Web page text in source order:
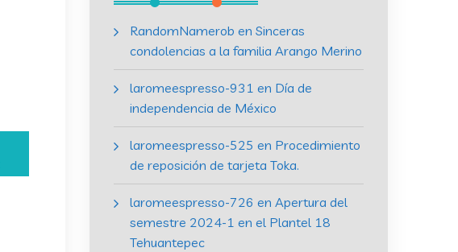
RandomNamerob en Sinceras
condolencias a la familia Arango Merino
laromeespresso-931 en Día de
independencia de México
laromeespresso-525 en Procedimiento
de reposición de tarjeta Toka.
laromeespresso-726 en Apertura del
semestre 2024-1 en el Plantel 18
Tehuantepec